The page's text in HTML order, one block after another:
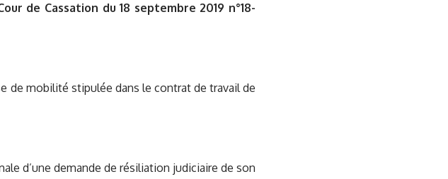
de Cassation du 18 septembre 2019 n°18-
de mobilité stipulée dans le contrat de travail de
d’une demande de résiliation judiciaire de son